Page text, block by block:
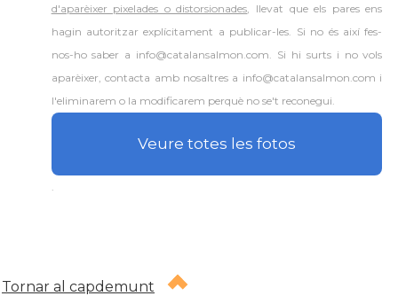
d'aparèixer pixelades o distorsionades, llevat que els pares ens
hagin autoritzar explícitament a publicar-les. Si no és així fes-
nos-ho saber a info@catalansalmon.com. Si hi surts i no vols
aparèixer, contacta amb nosaltres a info@catalansalmon.com i
l'eliminarem o la modificarem perquè no se't reconegui.
Veure totes les fotos
Tornar al capdemunt